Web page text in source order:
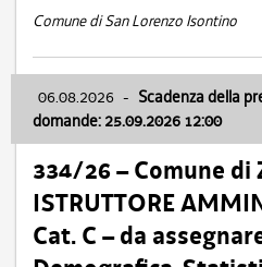
Comune di San Lorenzo Isontino
06.08.2026 - Scadenza della
domande: 25.09.2026 12:00
334/26 – Comune di
ISTRUTTORE
Cat. C – da